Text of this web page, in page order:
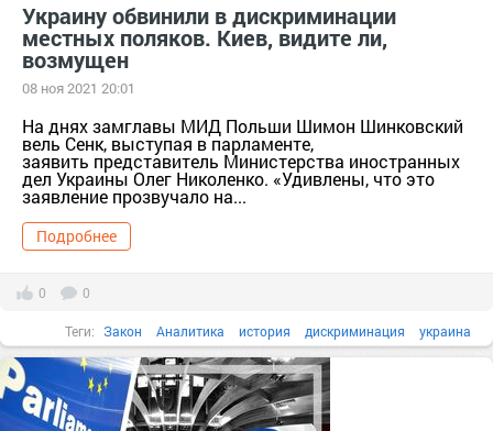
Украину обвинили в дискриминации
местных поляков. Киев, видите ли,
возмущен
08 ноя 2021 20:01
На днях замглавы МИД Польши Шимон Шинковский
вель Сенк, выступая в парламенте,
заявить представитель Министерства иностранных
дел Украины Олег Николенко. «Удивлены, что это
заявление прозвучало на...
Подробнее
0 0
Теги: Закон Аналитика история дискриминация украина